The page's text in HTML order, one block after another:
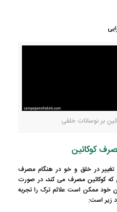
بر نوسانات خلقی
کوکائین
تغییر در خلق و خو در هنگام مصرف
کوکائین مصرف می کند، در صورت
خود ممکن است علائم ترک را تجربه
زیر است: